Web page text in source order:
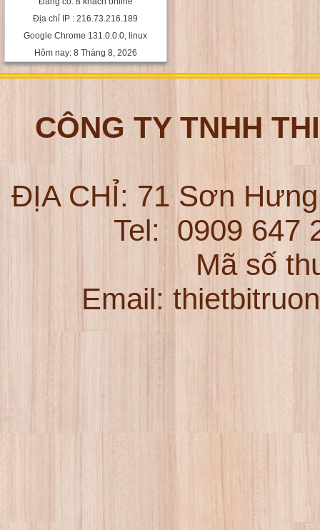
Địa chỉ IP : 216.73.216.189
Google Chrome 131.0.0.0, linux
Hôm nay: 8 Tháng 8, 2026
CÔNG TY TNHH
ĐỊA CHỈ: 71 Sơn
Tel: 0909
Mã số
Email: